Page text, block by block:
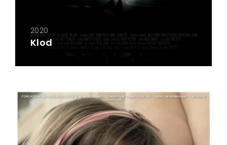
2020
Klod